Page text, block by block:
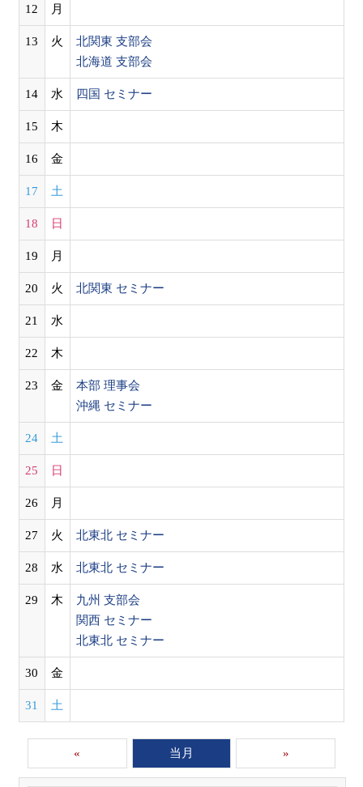
12 月
13 火
北関東 支部会
北海道 支部会
14 水 四国 セミナー
15 木
16 金
17 土
18 日
19 月
20 火 北関東 セミナー
21 水
22 木
23 金
本部 理事会
沖縄 セミナー
24 土
25 日
26 月
27 火 北東北 セミナー
28 水 北東北 セミナー
29 木
九州 支部会
関西 セミナー
北東北 セミナー
30 金
31 土
« 当月 »